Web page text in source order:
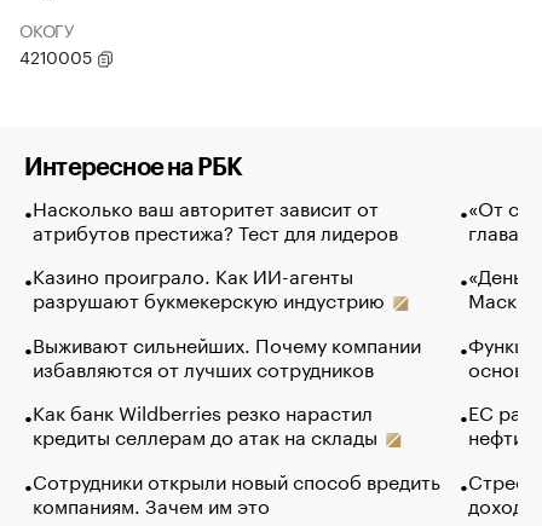
ОКОГУ
4210005
Интересное на РБК
Насколько ваш авторитет зависит от
атрибутов престижа? Тест для лидеров
Казино проиграло. Как ИИ-агенты
разрушают букмекерскую индустрию
Выживают сильнейших. Почему компании
избавляются от лучших сотрудников
Как банк Wildberries резко нарастил
кредиты селлерам до атак на склады
Сотрудники открыли новый способ вредить
компаниям. Зачем им это
«От
глава
Маск в
основ
ЕС
нефти